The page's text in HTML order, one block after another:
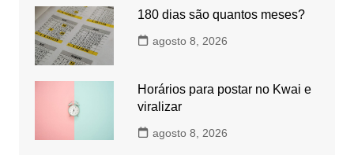
180 dias são quantos meses?
agosto 8, 2026
Horários para postar no Kwai e
viralizar
agosto 8, 2026